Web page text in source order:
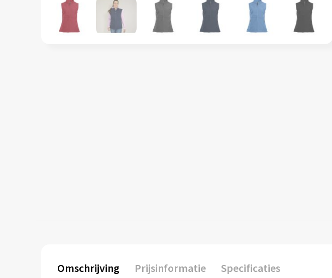
Omschrijving Prijsinformatie Specificaties